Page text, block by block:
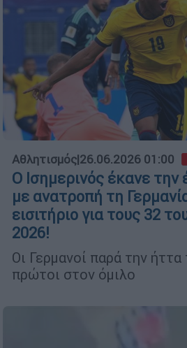
Αθλητισμός|26.06.2026 01:00
Ο Ισημερινός έκανε την
με ανατροπή τη
εισιτήριο για τους 32
2026!
Οι Γερμανοί παρά την ήττα
πρώτοι στον όμιλο